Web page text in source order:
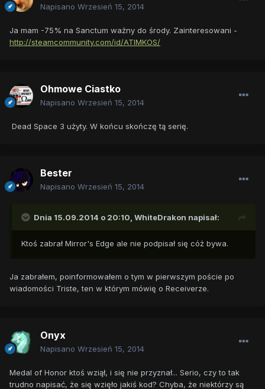
Napisano Wrzesień 15, 2014
Ja mam -75% na Sanctum ważny do środy. Zainteresowani -
http://steamcommunity.com/id/ATIMKOS/
Ohmowe Ciastko
Napisano Wrzesień 15, 2014
Dead Space 3 użyty. W końcu skończę tą serię.
Bester
Napisano Wrzesień 15, 2014
Dnia 15.09.2014 o 20:10, WhiteDrakon napisał:
Ktoś zabrał Mirror's Edge ale nie podpisał się cóż bywa.
Ja zabrałem, poinformowałem o tym w pierwszym poście po
wiadomości Triste, ten w którym mówię o Receiverze.
Onyx
Napisano Wrzesień 15, 2014
Medal of Honor ktoś wziął, i się nie przyznał... Serio, czy to tak
trudno napisać, że się wzięło jakiś kod? Chyba, że niektórzy są